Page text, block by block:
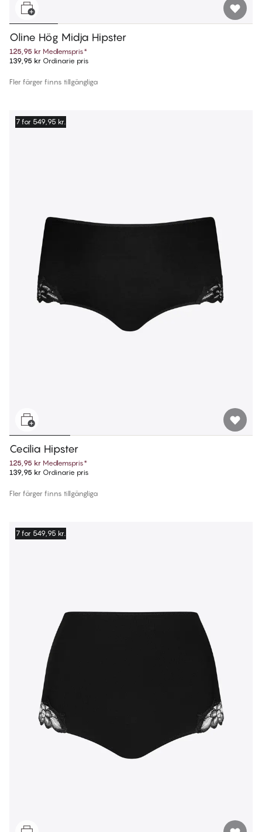
Oline Hög Midja Hipster
125,95 kr Medlemspris*
139,95 kr Ordinarie pris
Fler färger finns tillgängliga
7 for 549,95 kr.
Cecilia Hipster
125,95 kr Medlemspris*
139,95 kr Ordinarie pris
Fler färger finns tillgängliga
7 for 549,95 kr.